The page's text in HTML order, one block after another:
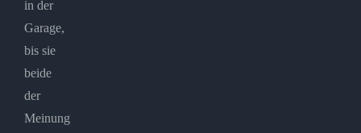
in der
Garage,
bis sie
beide
der
Meinung